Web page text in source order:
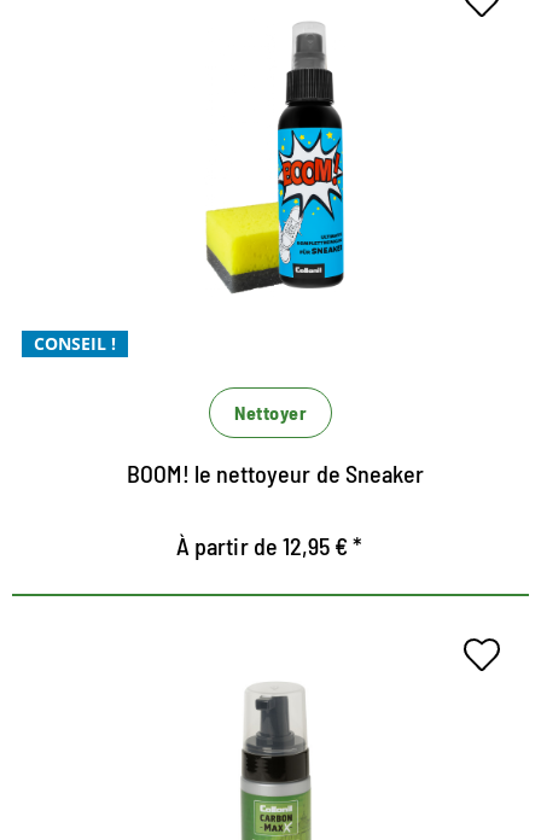
CONSEIL !
Le nettoyage complet pour
chaque basket
Facile à appliquer
Le nettoyant allround le plus cool pour les baskets
avec une formule magique 4
Nettoyer
BOOM! le nettoyeur de Sneaker
À partir de 12,95 € *
Le meilleur upper cleaning avec
la technologie micellaire